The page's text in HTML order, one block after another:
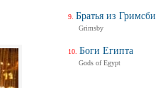
Братья из Гримсби
Grimsby
Боги Египта
Gods of Egypt